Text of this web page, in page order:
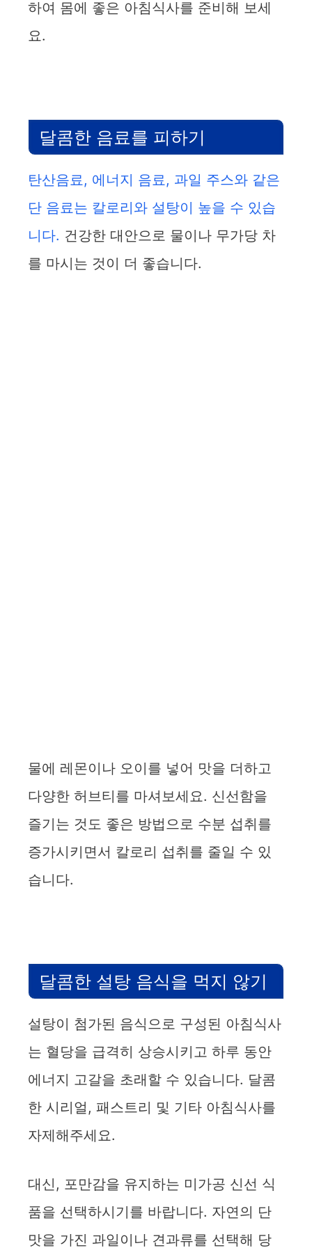
하여 몸에 좋은 아침식사를 준비해 보세
요.
달콤한 음료를 피하기
탄산음료, 에너지 음료, 과일 주스와 같은
단 음료는 칼로리와 설탕이 높을 수 있습
니다. 건강한 대안으로 물이나 무가당 차
를 마시는 것이 더 좋습니다.
물에 레몬이나 오이를 넣어 맛을 더하고
다양한 허브티를 마셔보세요. 신선함을
즐기는 것도 좋은 방법으로 수분 섭취를
증가시키면서 칼로리 섭취를 줄일 수 있
습니다.
달콤한 설탕 음식을 먹지 않기
설탕이 첨가된 음식으로 구성된 아침식사
는 혈당을 급격히 상승시키고 하루 동안
에너지 고갈을 초래할 수 있습니다. 달콤
한 시리얼, 패스트리 및 기타 아침식사를
자제해주세요.
대신, 포만감을 유지하는 미가공 신선 식
품을 선택하시기를 바랍니다. 자연의 단
맛을 가진 과일이나 견과류를 선택해 당